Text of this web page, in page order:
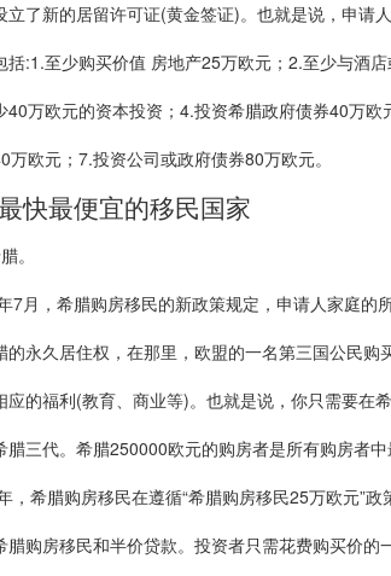
立了新的居留许可证(黄金签证)。也就是说，申请
括:1.至少购买价值 房地产25万欧元；2.至少与酒
40万欧元的资本投资；4.投资希腊政府债券40万
万欧元；7.投资公司或政府债券80万欧元。
快最便宜的移民国家
。
7月，希腊购房移民的新政策规定，申请人家庭
的永久居住权，在那里，欧盟的一名第三国公民购
应的福利(教育、商业等)。也就是说，你只需要在
腊三代。希腊250000欧元的购房者是所有购房者中
，希腊购房移民在遵循“希腊购房移民25万欧元”
腊购房移民和半价贷款。投资者只需花费购买价